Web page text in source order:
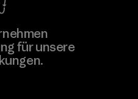
für unsere